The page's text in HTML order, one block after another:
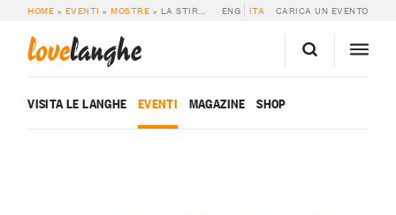
HOME » EVENTI »MOSTRE » LA STIRPE PIEMONTESE FIAT E GLI AGNELLI NELLA PRODUZIONE ARTISTICA E LETTERARIA DEL 900 ITALIANO ENG ITA CARICA UN EVENTO
lovelanghe
VISITA LE LANGHE EVENTI MAGAZINE SHOP